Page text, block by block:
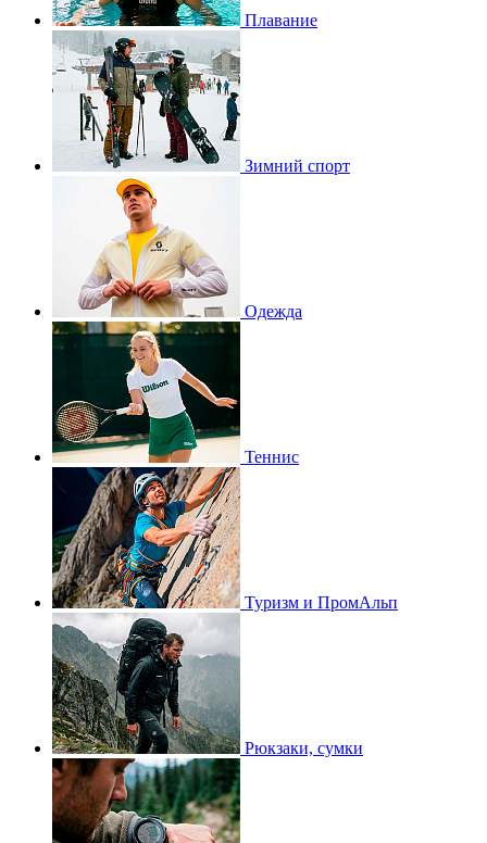
Плавание
Зимний спорт
Одежда
Теннис
Туризм и ПромАльп
Рюкзаки, сумки